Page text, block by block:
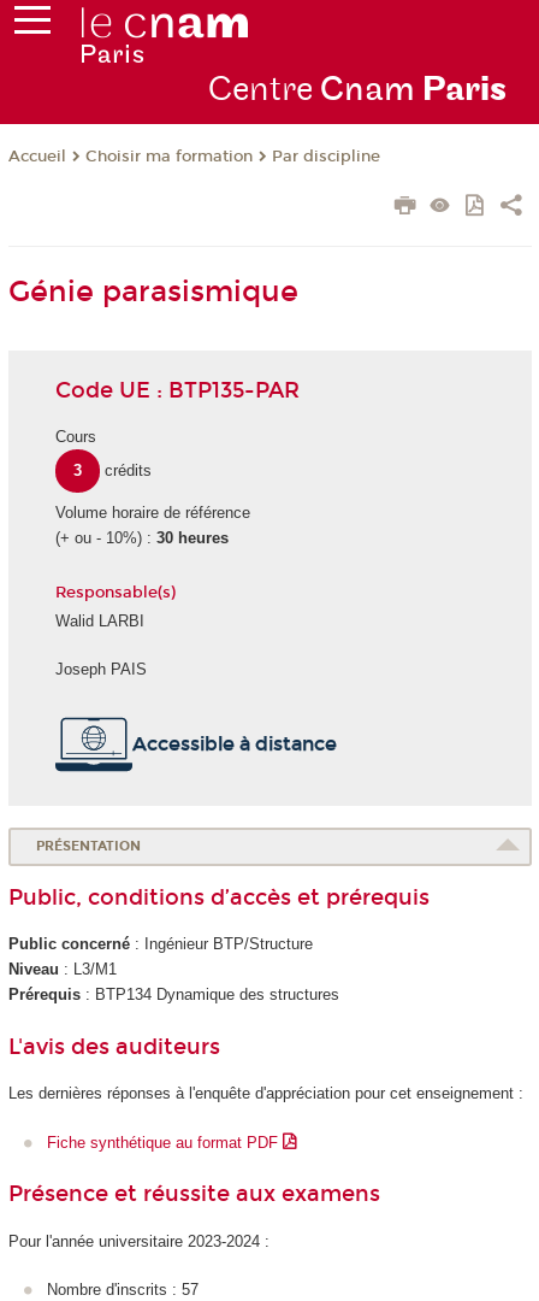
Centre Cnam Paris
Accueil Choisir ma formation Par discipline
Génie parasismique
Code UE : BTP135-PAR
Cours
3
crédits
Volume horaire de référence
(+ ou - 10%) : 30 heures
Responsable(s)
Walid LARBI
Joseph PAIS
Accessible à distance
PRÉSENTATION
Public, conditions d’accès et prérequis
Public concerné : Ingénieur BTP/Structure
Niveau : L3/M1
Prérequis: BTP134 Dynamique des structures
L'avis des auditeurs
Les dernières réponses à l'enquête d'appréciation pour cet enseignement :
Fiche synthétique au format PDF
Présence et réussite aux examens
Pour l'année universitaire 2023-2024 :
Nombre d'inscrits : 57